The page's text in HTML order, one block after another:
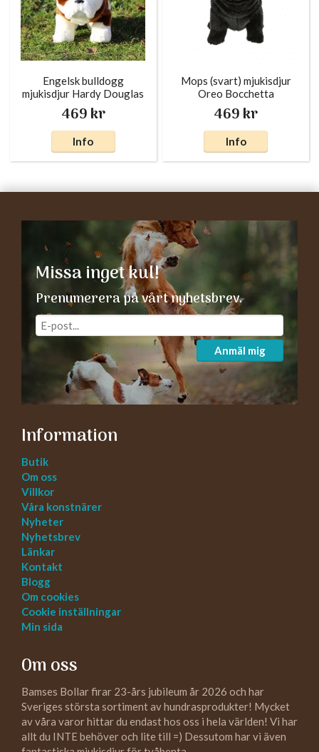
Engelsk bulldogg
mjukisdjur Hardy Douglas
469 kr
Info
Mops (svart) mjukisdjur
Oreo Bocchetta
469 kr
Info
Missa inget kul!
Prenumerera på vårt nyhetsbrev.
Anmäl mig
Information
Butik
Om oss
Villkor
Våra konstnärer
Nyheter
Nyhetsbrev
Länkar
Kontakt
Blogg
Om cookies
Cookie inställningar
Min sida
Om oss
Bamses Bollar firar 23-års jubileum år 2026 och har
Sveriges största sortiment av hundrasprodukter! Mycket
av våra varor hittar du endast hos oss i hela världen! Vi har
allt du INTE behöver och lite till =) Dessutom har vi även